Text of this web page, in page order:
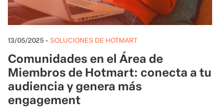
13/05/2025 • SOLUCIONES DE HOTMART
Comunidades en el Área de
Miembros de Hotmart: conecta a tu
audiencia y genera más
engagement